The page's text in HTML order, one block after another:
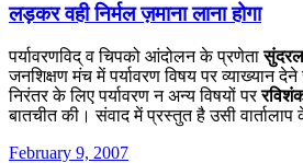
लड़कर वही निर्मल ज़माना लाना होगा
पर्यावरणविद् व चिपको आंदोलन के प्रणेता
जनशिक्षण मंच में पर्यावरण विषय पर व्याख्यान
निरंतर के लिए पर्यावरण न अन्य विषयों पर
बातचीत की। संवाद में प्रस्तुत है उसी
February 9, 2007